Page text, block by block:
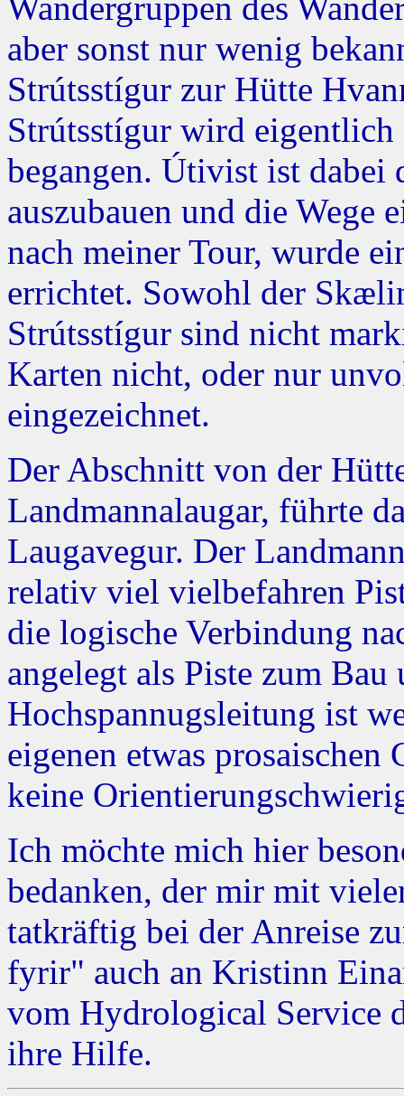
aber sonst nur wenig
Strútsstígur zur Hütte
Strútsstígur wird
begangen. Útivist ist dabei
auszubauen und die Wege
nach meiner Tour, wurde
errichtet. Sowohl der
Strútsstígur sind nicht
Karten nicht, oder nur
eingezeichnet.
Der Abschnitt von der
Landmannalaugar, führte
Laugavegur. Der
relativ viel vielbefahren
die logische Verbindung
angelegt als Piste zum
Hochspannugsleitung ist
eigenen etwas prosaischen
keine
Ich möchte mich hier
bedanken, der mir mit
tatkräftig bei der Anreise
fyrir" auch an Kristinn
vom Hydrological Service
ihre Hilfe.